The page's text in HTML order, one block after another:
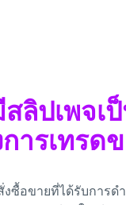
ลิปเพจเ
ารเทรด
งซื้อขายที่ได้รับการ